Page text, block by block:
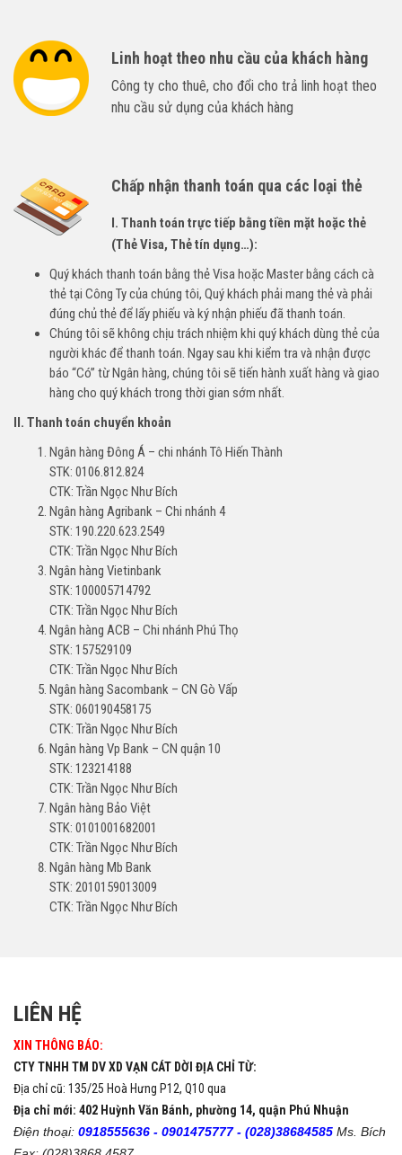
Linh hoạt theo nhu cầu của khách hàng
Công ty cho thuê, cho đổi cho trả linh hoạt theo
nhu cầu sử dụng của khách hàng
Chấp nhận thanh toán qua các loại thẻ
I. Thanh toán trực tiếp bằng tiền mặt hoặc thẻ
(Thẻ Visa, Thẻ tín dụng…):
Quý khách thanh toán bằng thẻ Visa hoặc Master bằng cách cà
thẻ tại Công Ty của chúng tôi, Quý khách phải mang thẻ và phải
đúng chủ thẻ để lấy phiếu và ký nhận phiếu đã thanh toán.
Chúng tôi sẽ không chịu trách nhiệm khi quý khách dùng thẻ của
người khác để thanh toán. Ngay sau khi kiểm tra và nhận được
báo “Có” từ Ngân hàng, chúng tôi sẽ tiến hành xuất hàng và giao
hàng cho quý khách trong thời gian sớm nhất.
II. Thanh toán chuyển khoản
Ngân hàng Đông Á – chi nhánh Tô Hiến Thành
STK: 0106.812.824
CTK: Trần Ngọc Như Bích
Ngân hàng Agribank – Chi nhánh 4
STK: 190.220.623.2549
CTK: Trần Ngọc Như Bích
Ngân hàng Vietinbank
STK: 100005714792
CTK: Trần Ngọc Như Bích
Ngân hàng ACB – Chi nhánh Phú Thọ
STK: 157529109
CTK: Trần Ngọc Như Bích
Ngân hàng Sacombank – CN Gò Vấp
STK: 060190458175
CTK: Trần Ngọc Như Bích
Ngân hàng Vp Bank – CN quận 10
STK: 123214188
CTK: Trần Ngọc Như Bích
Ngân hàng Bảo Việt
STK: 0101001682001
CTK: Trần Ngọc Như Bích
Ngân hàng Mb Bank
STK: 2010159013009
CTK: Trần Ngọc Như Bích
LIÊN HỆ
XIN THÔNG BÁO:
CTY TNHH TM DV XD VẠN CÁT DỜI ĐỊA CHỈ TỪ:
Địa chỉ cũ: 135/25 Hoà Hưng P12, Q10 qua
Địa chỉ mới: 402 Huỳnh Văn Bánh, phường 14, quận Phú Nhuận
Điện thoại: 0918555636 - 0901475777 - (028)38684585 Ms. Bích